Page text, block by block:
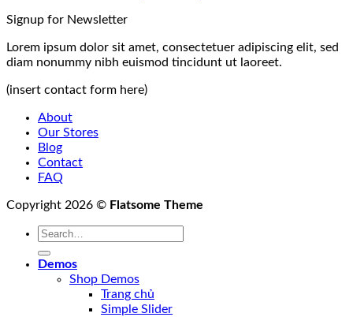
Signup for Newsletter
Lorem ipsum dolor sit amet, consectetuer adipiscing elit, sed
diam nonummy nibh euismod tincidunt ut laoreet.
(insert contact form here)
About
Our Stores
Blog
Contact
FAQ
Copyright 2026 © Flatsome Theme
Demos
Shop Demos
Trang chủ
Simple Slider